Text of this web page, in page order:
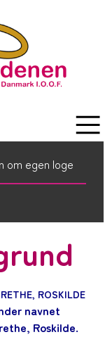
om egen loge
ROSKILDE
navnet
Roskilde.